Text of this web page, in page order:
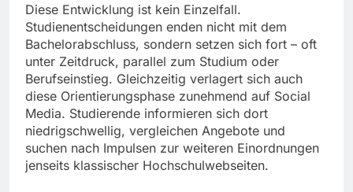
Diese Entwicklung ist kein Einzelfall.
Studienentscheidungen enden nicht mit dem
Bachelorabschluss, sondern setzen sich fort – oft
unter Zeitdruck, parallel zum Studium oder
Berufseinstieg. Gleichzeitig verlagert sich auch
diese Orientierungsphase zunehmend auf Social
Media. Studierende informieren sich dort
niedrigschwellig, vergleichen Angebote und
suchen nach Impulsen zur weiteren Einordnungen
jenseits klassischer Hochschulwebseiten.